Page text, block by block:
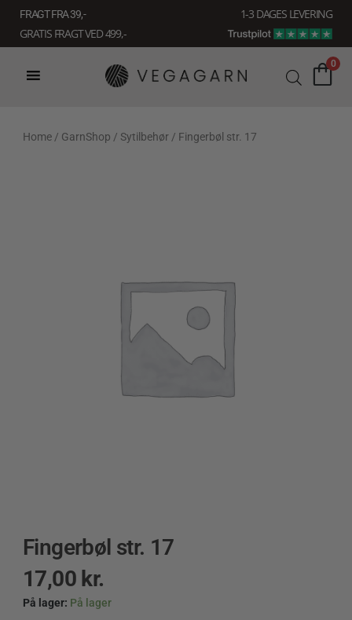
indholdet
FRAGT FRA 39, -
1-3 DAGES LEVERING
GRATIS FRAGT VED 499,-
0
Home / GarnShop / Sytilbehør / Fingerbøl str. 17
Fingerbøl str. 17
17,00 kr.
På lager: På lager
Fingerbøl